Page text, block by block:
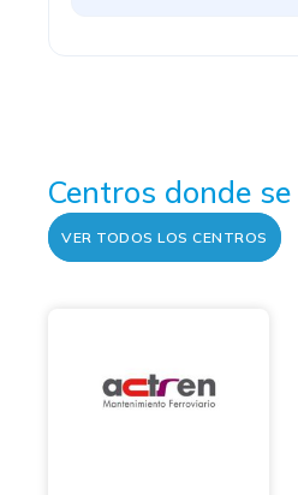
Centros donde
VER TODOS LOS CENTROS